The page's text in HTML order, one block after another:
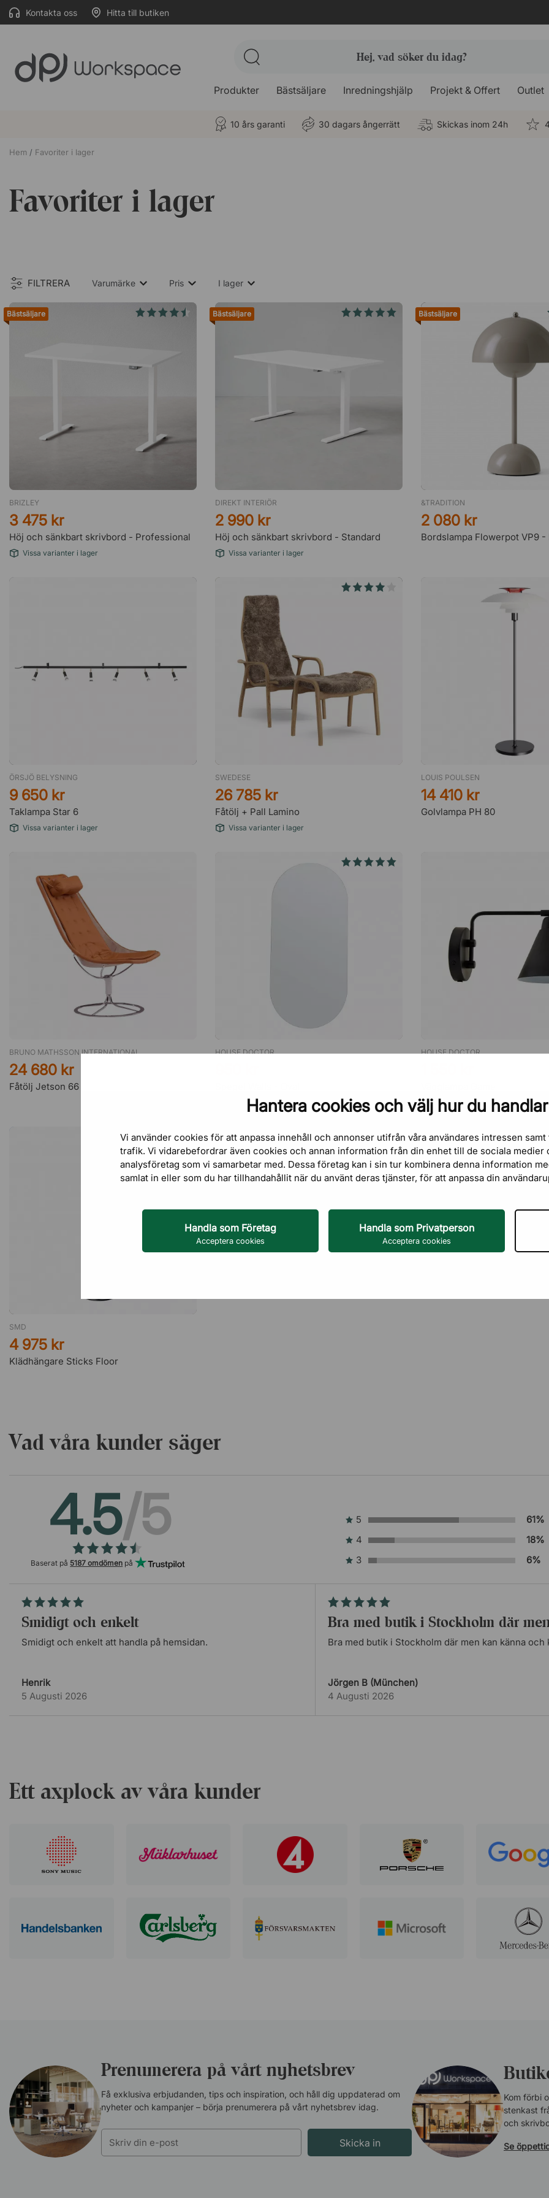
Hantera cookies och välj hur du handlar
Vi använder cookies för att anpassa innehåll och annonser utifrån våra användares intressen
trafik. Vi vidarebefordrar även cookies och annan information från din enhet till de sociala medier
analysföretag som vi samarbetar med. Dessa företag kan i sin tur kombinera denna information
samlat in eller som du har tillhandahållit när du använt deras tjänster, för att anpassa din
Handla som Företag
Acceptera cookies
Handla som Privatperson
Acceptera cookies
Kontakta oss Hitta till butiken
Produkter Bästsäljare Inredningshjälp Projekt & Offert Outlet
10 års garanti 30 dagars ångerrätt Skickas inom 24h
Hem Favoriter i lager
Favoriter i lager
FILTRERA Varumärke Pris I lager
Bästsäljare
BRIZLEY
Höj och sänkbart skrivbord - Professional
3 475 kr
Vissa varianter i lager
Bästsäljare
DIREKT INTERIÖR
Höj och sänkbart skrivbord - Standard
2 990 kr
Vissa varianter i lager
Bästsäljare
&TRADITION
Bordslampa Flowerpot VP9 -
2 080 kr
ÖRSJÖ BELYSNING
Taklampa Star 6
9 650 kr
Vissa varianter i lager
SWEDESE
Fåtölj + Pall Lamino
26 785 kr
Vissa varianter i lager
LOUIS POULSEN
Golvlampa PH 80
14 410 kr
BRUNO MATHSSON INTERNATIONAL
Fåtölj Jetson 66
24 680 kr
HOUSE DOCTOR
Vissa varianter i lager
HOUSE DOCTOR
SMD
Klädhängare Sticks Floor
4 975 kr
Vad våra kunder säger
4.5/5
Baserat på 5187 omdömen på
5
61%
4
18%
3
6%
Smidigt och enkelt
Smidigt och enkelt att handla på hemsidan.
Henrik
5 Augusti 2026
Bra med butik i Stockholm där
Bra med butik i Stockholm där men kan känna och
Jörgen B (München)
4 Augusti 2026
Ett axplock av våra kunder
Prenumerera på vårt nyhetsbrev
Få exklusiva erbjudanden, tips och inspiration, och håll dig uppdaterad om
nyheter och kampanjer – börja prenumerera på vårt nyhetsbrev idag.
Skicka in
Kom förbi
stenkast
och
Se